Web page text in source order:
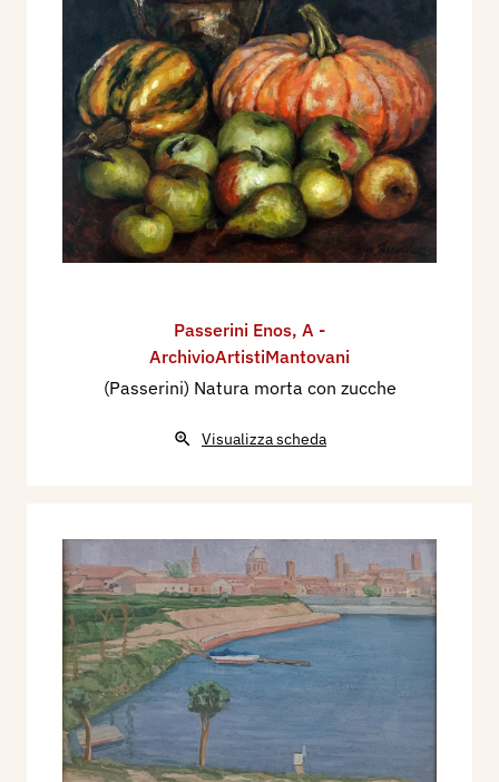
Passerini Enos, A -
ArchivioArtistiMantovani
(Passerini) Natura morta con zucche
Visualizza scheda